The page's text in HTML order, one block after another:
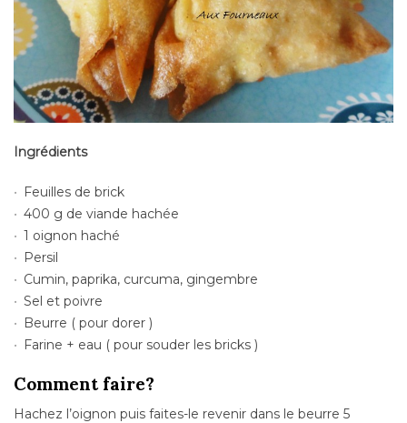
Ingrédients
Feuilles de brick
400 g de viande hachée
1 oignon haché
Persil
Cumin, paprika, curcuma, gingembre
Sel et poivre
Beurre ( pour dorer )
Farine + eau ( pour souder les bricks )
Comment faire?
Hachez l’oignon puis faites-le revenir dans le beurre 5